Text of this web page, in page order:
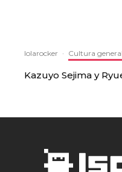
lolarocker · Cultura general
Kazuyo Sejima y